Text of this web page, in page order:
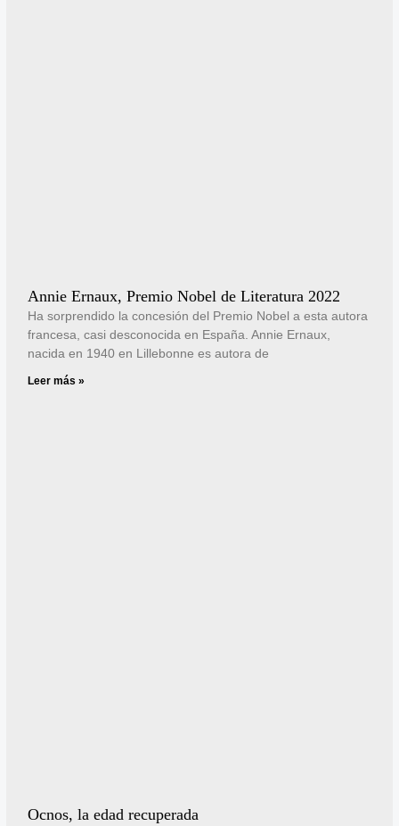
Annie Ernaux, Premio Nobel de Literatura 2022
Ha sorprendido la concesión del Premio Nobel a esta autora
francesa, casi desconocida en España. Annie Ernaux,
nacida en 1940 en Lillebonne es autora de
Leer más »
Ocnos, la edad recuperada